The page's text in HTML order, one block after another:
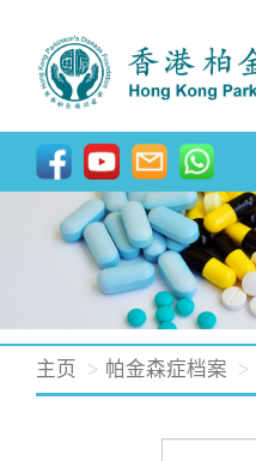
主页 帕金森症档案